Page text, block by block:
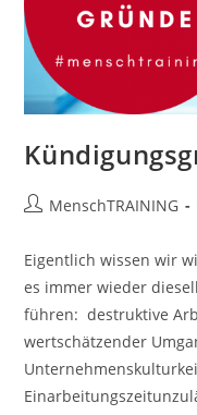
Beitrags-
MenschTRAINING
Eigentlich wissen wir
es immer wieder
führen: destruktive
wertschätzender